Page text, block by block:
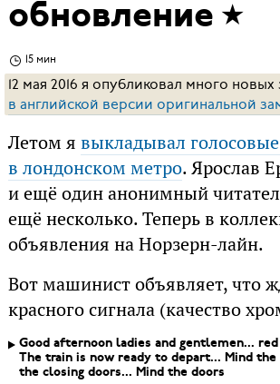
обновление
15 мин
12 мая 2016 я опубликовал много новых
в английской версии оригинальной
Летом я выкладывал
в лондонском метро. Ярослав
и ещё один анонимный
ещё несколько. Теперь в
объявления на Норзерн-лайн.
Вот машинист объявляет, что
красного сигнала (качество
Good afternoon ladies and gentlemen... red
The train is now ready to depart... Mind the
the closing doors... Mind the doors